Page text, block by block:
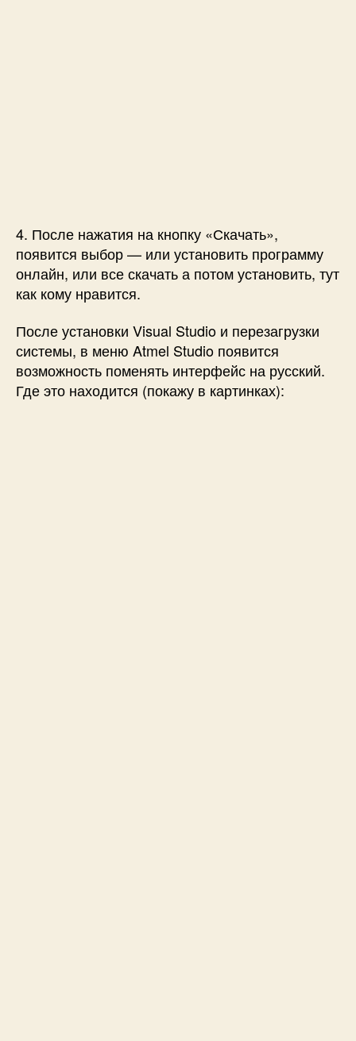
4. После нажатия на кнопку «Скачать»,
появится выбор — или установить программу
онлайн, или все скачать а потом установить, тут
как кому нравится.
После установки Visual Studio и перезагрузки
системы, в меню Atmel Studio появится
возможность поменять интерфейс на русский.
Где это находится (покажу в картинках):